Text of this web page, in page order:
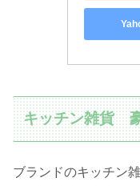
キッチン雑貨
ブランドのキッチン